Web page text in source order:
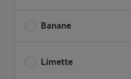
Banane
Limette